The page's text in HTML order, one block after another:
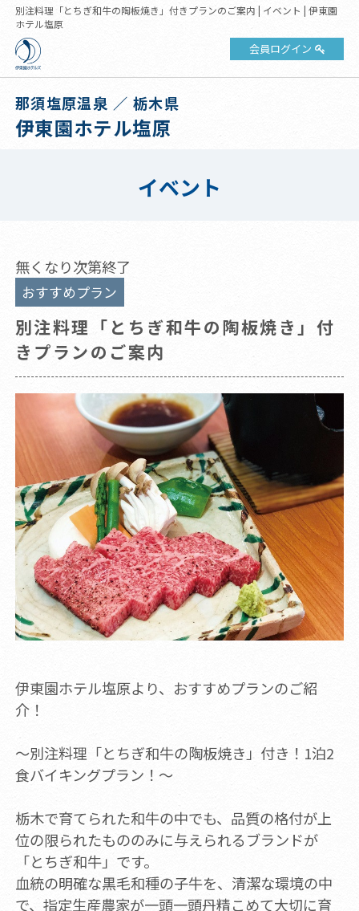
別注料理「とちぎ和牛の陶板焼き」付きプランのご案内 | イベント | 伊東園
ホテル塩原
会員ログイン
那須塩原温泉 ／ 栃木県
伊東園ホテル塩原
イベント
無くなり次第終了
おすすめプラン
別注料理「とちぎ和牛の陶板焼き」付
きプランのご案内
伊東園ホテル塩原より、おすすめプランのご紹
介！
～別注料理「とちぎ和牛の陶板焼き」付き！1泊2
食バイキングプラン！～
栃木で育てられた和牛の中でも、品質の格付が上
位の限られたもののみに与えられるブランドが
「とちぎ和牛」です。
血統の明確な黒毛和種の子牛を、清潔な環境の中
で、指定生産農家が一頭一頭丹精こめて大切に育